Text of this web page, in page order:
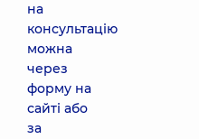
на
консультацію
можна
через
форму на
сайті або
за